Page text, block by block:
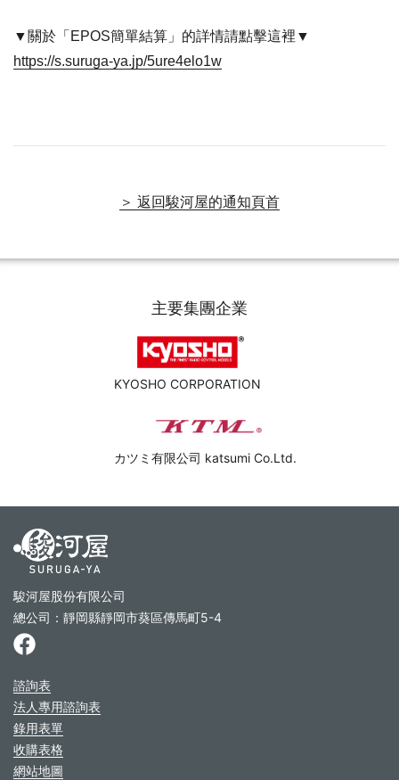
▼關於「EPOS簡單結算」的詳情請點擊這裡▼
https://s.suruga-ya.jp/5ure4elo1w
＞ 返回駿河屋的通知頁首
主要集團企業
KYOSHO CORPORATION
カツミ有限公司 katsumi Co.Ltd.
駿河屋股份有限公司
總公司：靜岡縣靜岡市葵區傳馬町5-4
諮詢表
法人專用諮詢表
錄用表單
收購表格
網站地圖